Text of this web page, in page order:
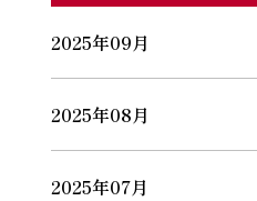
2025年09月
2025年08月
2025年07月